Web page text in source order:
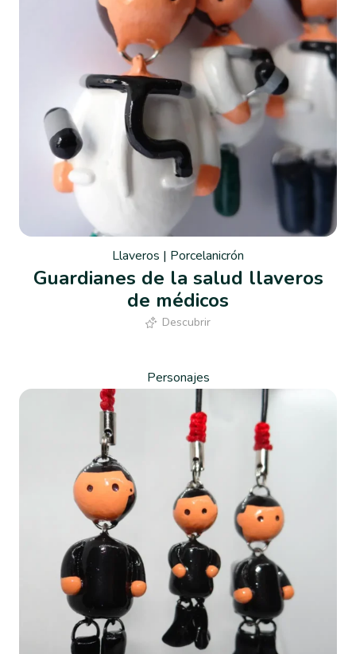
Llaveros | Porcelanicrón
Guardianes de la salud llaveros
de médicos
Descubrir
Personajes